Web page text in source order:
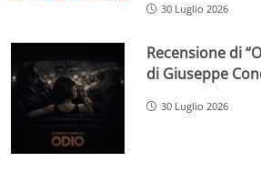
30 Luglio 2026
Recensione di
di Giuseppe
30 Luglio 2026